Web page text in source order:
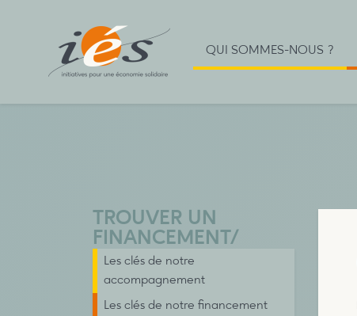
QUI SOMMES-NOUS ?
TROUVER UN
FINANCEMENT/
Les clés de notre
accompagnement
Les clés de notre financement